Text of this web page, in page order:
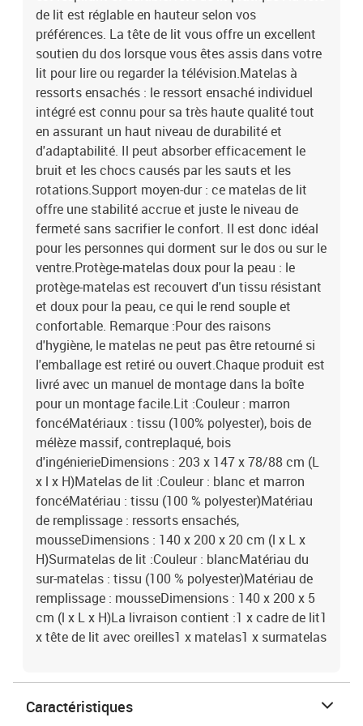
de lit est réglable en hauteur selon vos
préférences. La tête de lit vous offre un excellent
soutien du dos lorsque vous êtes assis dans votre
lit pour lire ou regarder la télévision.Matelas à
ressorts ensachés : le ressort ensaché individuel
intégré est connu pour sa très haute qualité tout
en assurant un haut niveau de durabilité et
d'adaptabilité. Il peut absorber efficacement le
bruit et les chocs causés par les sauts et les
rotations.Support moyen-dur : ce matelas de lit
offre une stabilité accrue et juste le niveau de
fermeté sans sacrifier le confort. Il est donc idéal
pour les personnes qui dorment sur le dos ou sur le
ventre.Protège-matelas doux pour la peau : le
protège-matelas est recouvert d'un tissu résistant
et doux pour la peau, ce qui le rend souple et
confortable. Remarque :Pour des raisons
d'hygiène, le matelas ne peut pas être retourné si
l'emballage est retiré ou ouvert.Chaque produit est
livré avec un manuel de montage dans la boîte
pour un montage facile.Lit :Couleur : marron
foncéMatériaux : tissu (100% polyester), bois de
mélèze massif, contreplaqué, bois
d'ingénierieDimensions : 203 x 147 x 78/88 cm (L
x l x H)Matelas de lit :Couleur : blanc et marron
foncéMatériau : tissu (100 % polyester)Matériau
de remplissage : ressorts ensachés,
mousseDimensions : 140 x 200 x 20 cm (l x L x
H)Surmatelas de lit :Couleur : blancMatériau du
sur-matelas : tissu (100 % polyester)Matériau de
remplissage : mousseDimensions : 140 x 200 x 5
cm (l x L x H)La livraison contient :1 x cadre de lit1
x tête de lit avec oreilles1 x matelas1 x surmatelas
Caractéristiques